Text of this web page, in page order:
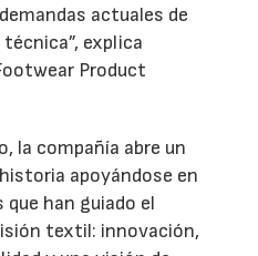
actuales de
explica
Product
la compañía abre un
apoyándose en
han guiado el
textil: innovación,